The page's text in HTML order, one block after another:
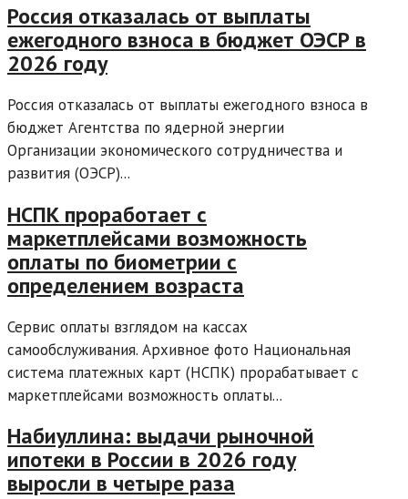
Россия отказалась от выплаты
ежегодного взноса в бюджет ОЭСР в
2026 году
Россия отказалась от выплаты ежегодного взноса в
бюджет Агентства по ядерной энергии
Организации экономического сотрудничества и
развития (ОЭСР)...
НСПК проработает с
маркетплейсами возможность
оплаты по биометрии с
определением возраста
Сервис оплаты взглядом на кассах
самообслуживания. Архивное фото Национальная
система платежных карт (НСПК) прорабатывает с
маркетплейсами возможность оплаты...
Набиуллина: выдачи рыночной
ипотеки в России в 2026 году
выросли в четыре раза